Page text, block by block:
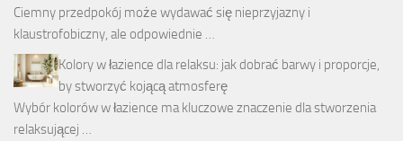
Ciemny przedpokój może wydawać się nieprzyjazny i
klaustrofobiczny, ale odpowiednie …
Kolory w łazience dla relaksu: jak dobrać barwy i proporcje,
by stworzyć kojącą atmosferę
Wybór kolorów w łazience ma kluczowe znaczenie dla stworzenia
relaksującej …